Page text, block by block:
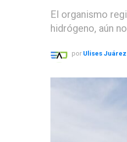
El organismo
hidrógeno, aún
por Ulises Juárez